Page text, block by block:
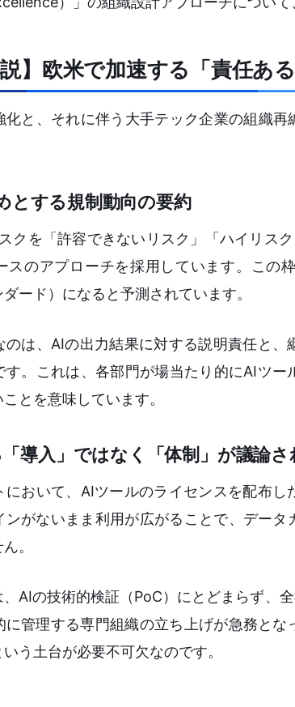
説】欧米で加速する「責任あ
化と、それに伴う大手テック企業の組織
とする規制動向の要約
クを「許容できないリスク」「ハイリス
スのアプローチを採用しています。この
ダード）になると予測されています。
のは、AIの出力結果に対する説明責任と
す。これは、各部門が場当たり的にAIツ
とを意味しています。
導入」ではなく「体制」が議論
おいて、AIツールのライセンスを配布し
ンがないまま利用が広がることで、デー
。
AIの技術的検証（PoC）にとどまらず、
に管理する専門組織の立ち上げが急務と
う土台が必要不可欠なのです。